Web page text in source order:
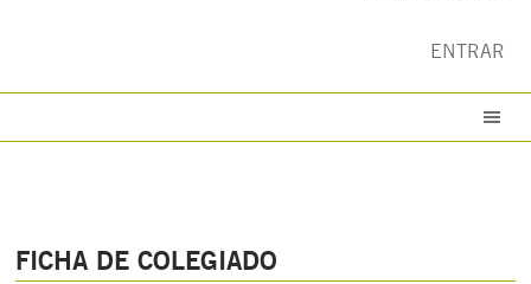
ENTRAR
FICHA DE COLEGIADO